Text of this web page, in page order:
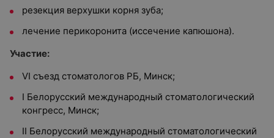
резекция верхушки корня зуба;
лечение перикоронита (иссечение капюшона).
Участие:
VI съезд стоматологов РБ, Минск;
I Белорусский международный стоматологический
конгресс, Минск;
II Белорусский международный стоматологический